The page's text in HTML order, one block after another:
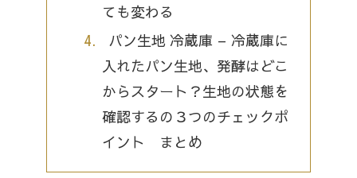
ても変わる
パン生地 冷蔵庫 – 冷蔵庫に
入れたパン生地、発酵はどこ
からスタート？生地の状態を
確認するの３つのチェックポ
イント まとめ